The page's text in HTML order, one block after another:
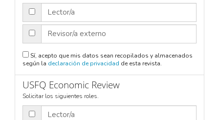
Lector/a
Revisor/a externo
según la declaración de privacidad de esta revista.
USFQ Economic Review
Solicitar los siguientes roles.
Lector/a